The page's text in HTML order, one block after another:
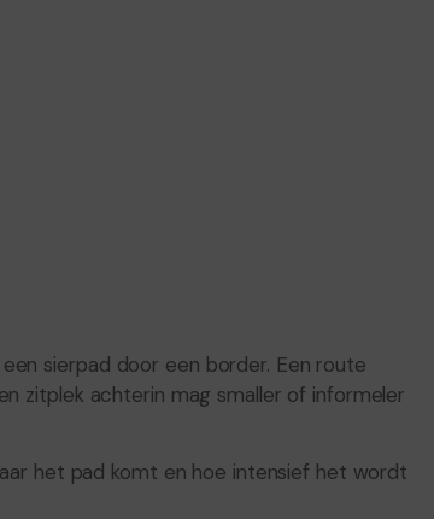
sierpad door een border. Een route
zitplek achterin mag smaller of informeler
het pad komt en hoe intensief het wordt